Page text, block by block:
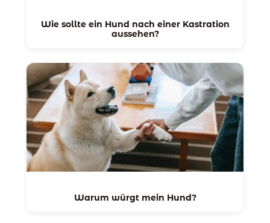
Wie sollte ein Hund nach einer Kastration
aussehen?
Warum würgt mein Hund?